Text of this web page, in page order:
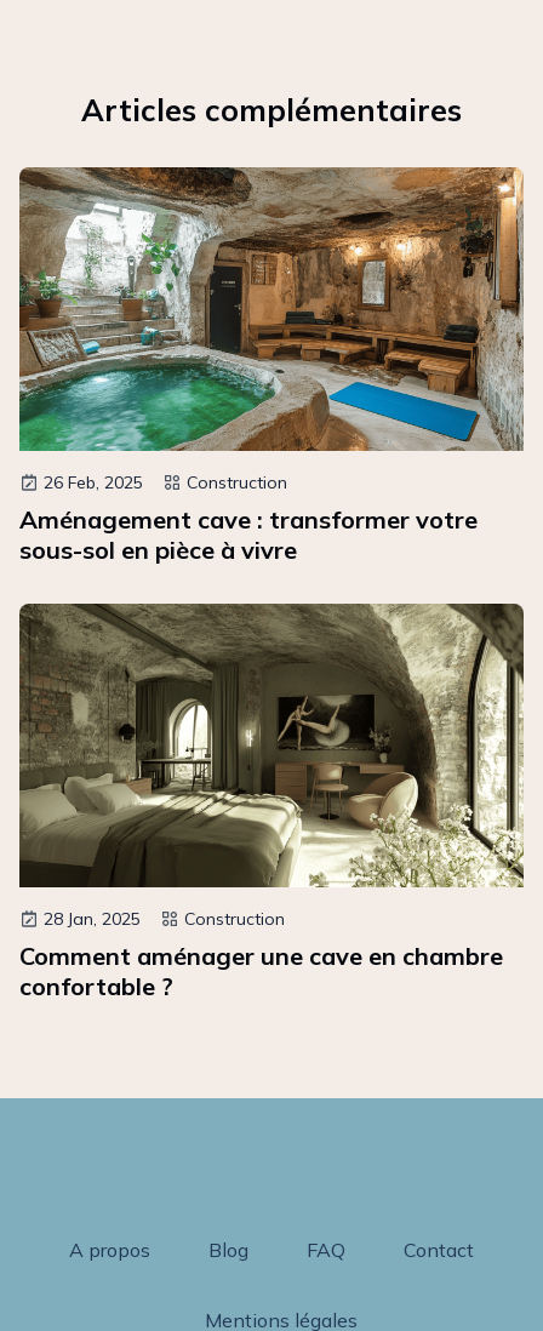
Articles complémentaires
26 Feb, 2025 Construction
Aménagement cave : transformer votre
sous-sol en pièce à vivre
28 Jan, 2025 Construction
Comment aménager une cave en chambre
confortable ?
A propos Blog FAQ Contact
Mentions légales